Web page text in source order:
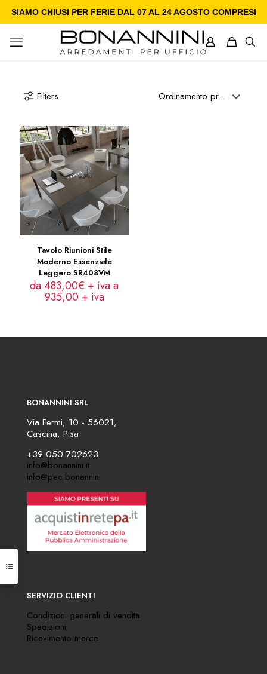
SIAMO CHIUSI PER FERIE DAL 07 AL 24 AGOSTO COMPRESI
Filters
Tavolo Riunioni Stile
Moderno Essenziale
Leggero SR408VM
da 483,00€ + iva a
935,00 + iva
BONANNINI SRL
Via Fermi, 10 - 56021,
Cascina, Pisa
+39 050 702623
info@bonannini.it
info@pec.bonannini
SERVIZIO CLIENTI
Condizioni generali di vendita
Spedizioni
Ricevimento merce